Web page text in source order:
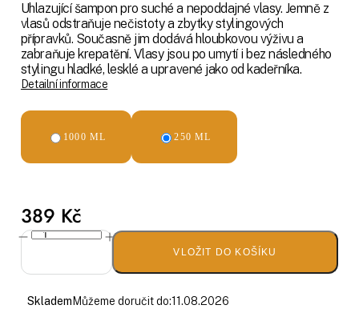
Uhlazující šampon pro suché a nepoddajné vlasy. Jemně z
vlasů odstraňuje nečistoty a zbytky stylingových
přípravků. Současně jim dodává hloubkovou výživu a
zabraňuje krepatění. Vlasy jsou po umytí i bez následného
stylingu hladké, lesklé a upravené jako od kadeřníka.
Detailní informace
1000 ML 250 ML
389 Kč
VLOŽIT DO KOŠÍKU
Skladem Můžeme doručit do:11.08.2026